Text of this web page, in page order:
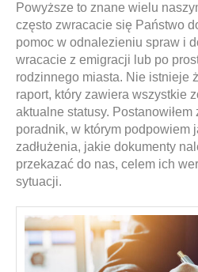
Powyższe to znane wielu
często zwracacie się Państwo
pomoc w odnalezieniu spraw i
wracacie z emigracji lub po
rodzinnego miasta. Nie istnieje
raport, który zawiera wszystkie
aktualne statusy.
poradnik, w którym podpowiem
zadłużenia, jakie dokumenty
przekazać do nas, celem ich
sytuacji.